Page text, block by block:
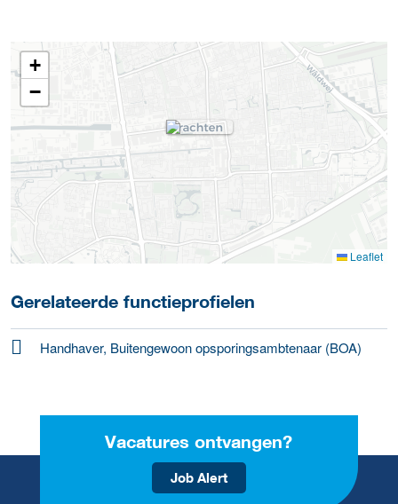
+
−
Leaflet
Gerelateerde functieprofielen
Handhaver, Buitengewoon opsporingsambtenaar (BOA)
Vacatures ontvangen?
Job Alert